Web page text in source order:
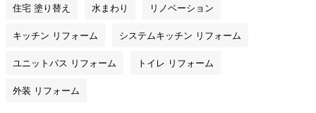
住宅 塗り替え 水まわり リノベーション
キッチン リフォーム システムキッチン リフォーム
ユニットバス リフォーム トイレ リフォーム
外装 リフォーム